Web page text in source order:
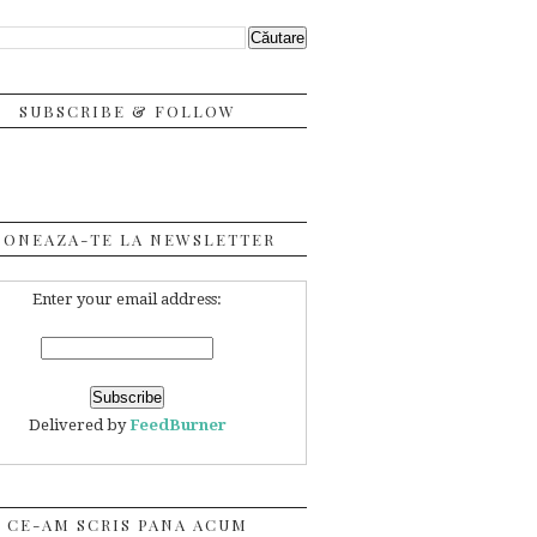
SUBSCRIBE & FOLLOW
TE LA NEWSLETTER
Enter your email address:
Delivered byFeedBurner
CE-AM SCRIS PANA ACUM